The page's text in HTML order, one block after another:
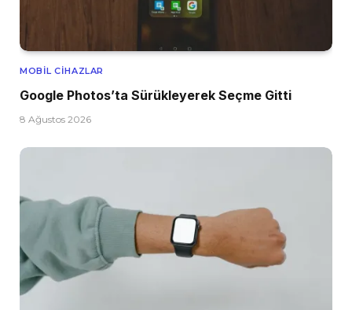
MOBIL CIHAZLAR
Google Photos’ta Sürükleyerek Seçme Gitti
8 Ağustos 2026